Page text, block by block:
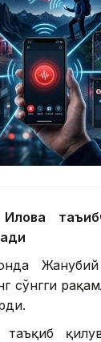
сўнгги